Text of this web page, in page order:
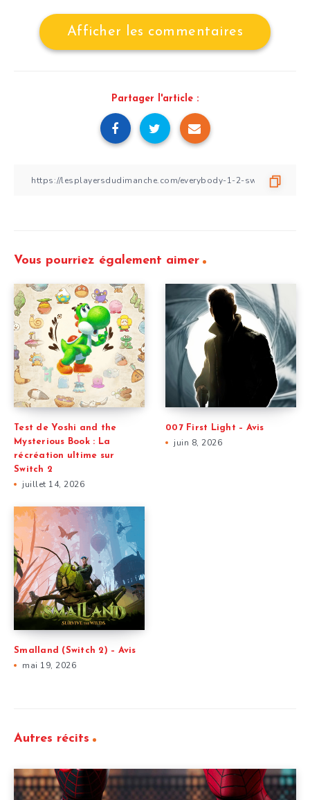
Afficher les commentaires
Partager l'article :
Vous pourriez également aimer
Test de Yoshi and the
Mysterious Book : La
récréation ultime sur
Switch 2
juillet 14, 2026
007 First Light – Avis
juin 8, 2026
Smalland (Switch 2) – Avis
mai 19, 2026
Autres récits